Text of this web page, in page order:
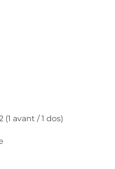
avant / 1 dos)